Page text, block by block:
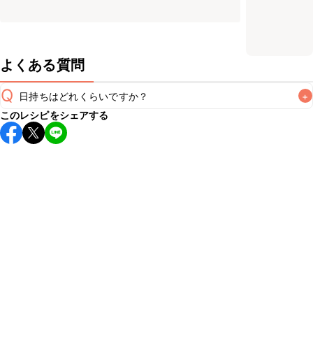
よくある質問
Q 日持ちはどれくらいですか？ +
保存期間は冷蔵で翌日中が目安です。なるべくお早めにお召
し上がりください。
このレシピをシェアする